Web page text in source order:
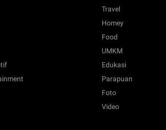
Travel
Homey
Food
UMKM
Edukasi
Parapuan
Foto
Video